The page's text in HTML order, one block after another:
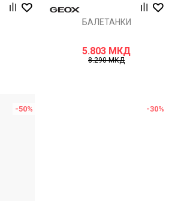
БАЛЕТАНКИ
5.803 МКД
8.290МКД
-50% -30%